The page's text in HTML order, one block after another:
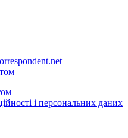
і персональних даних